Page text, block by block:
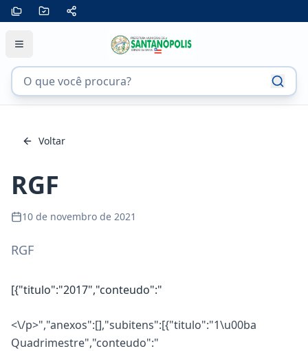
Voltar
RGF
10 de novembro de 2021
RGF
[{"titulo":"2017","conteudo":"
<\/p>","anexos":[],"subitens":[{"titulo":"1\u00ba
Quadrimestre","conteudo":"